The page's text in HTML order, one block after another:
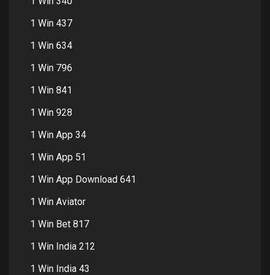
1 Win 437
1 Win 634
1 Win 796
1 Win 841
1 Win 928
1 Win App 34
1 Win App 51
1 Win App Download 641
1 Win Aviator
1 Win Bet 817
1 Win India 212
1 Win India 43